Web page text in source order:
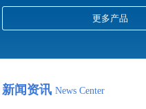
更多产品
新闻资讯 News Center